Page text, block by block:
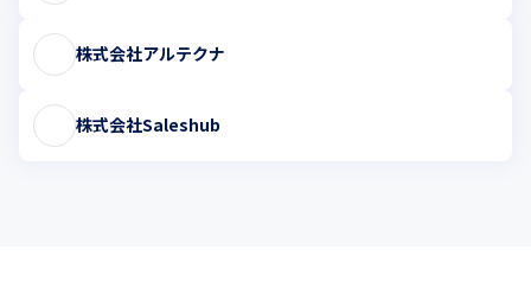
株式会社アルテクナ
株式会社Saleshub